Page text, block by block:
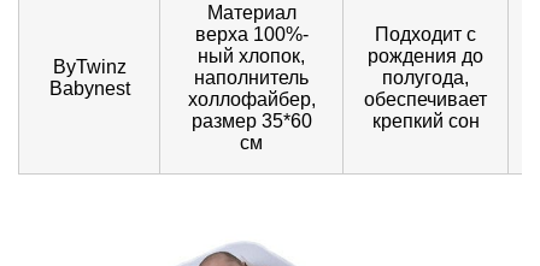
ByTwinz
Babynest
Материал
верха 100%-
ный хлопок,
наполнитель
холлофайбер,
размер 35*60
см
Подходит с
рождения до
полугода,
обеспечивает
крепкий сон